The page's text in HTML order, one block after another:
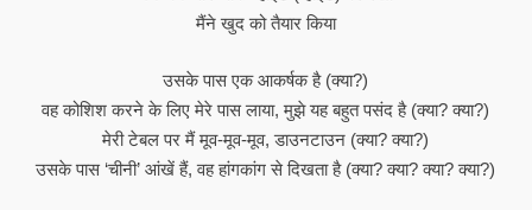
मैंने खुद को तैयार किया
उसके पास एक आकर्षक है (क्या?)
वह कोशिश करने के लिए मेरे पास लाया, मुझे यह बहुत पसंद है (क्या? क्या?)
मेरी टेबल पर मैं मूव-मूव-मूव, डाउनटाउन (क्या? क्या?)
उसके पास ‘चीनी’ आंखें हैं, वह हांगकांग से दिखता है (क्या? क्या? क्या? क्या?)